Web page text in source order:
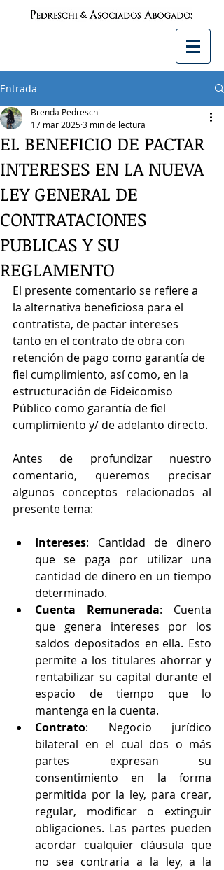
Entrada
EL BENEFICIO DE PACTAR
INTERESES EN LA NUEVA
LEY GENERAL DE
CONTRATACIONES
PUBLICAS Y SU
REGLAMENTO
Brenda Pedreschi
17 mar 20253 min de lectura
El presente comentario se refiere a
la alternativa beneficiosa para el
contratista, de pactar intereses
tanto en el contrato de obra con
retención de pago como garantía de
fiel cumplimiento, así como, en la
estructuración de Fideicomiso
Público como garantía de fiel
cumplimiento y/ de adelanto directo.
Antes de profundizar nuestro
comentario, queremos precisar
algunos conceptos relacionados al
presente tema:
Intereses: Cantidad de dinero
que se paga por utilizar una
cantidad de dinero en un tiempo
determinado.
Cuenta Remunerada: Cuenta
que genera intereses por los
saldos depositados en ella. Esto
permite a los titulares ahorrar y
rentabilizar su capital durante el
espacio de tiempo que lo
mantenga en la cuenta.
Contrato: Negocio jurídico
bilateral en el cual dos o más
partes expresan su
consentimiento en la forma
permitida por la ley, para crear,
regular, modificar o extinguir
obligaciones. Las partes pueden
acordar cualquier cláusula que
no sea contraria a la ley, a la